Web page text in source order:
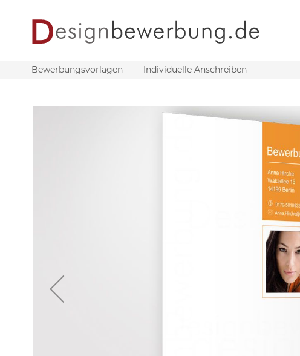
Bewerbungsvorlagen Individuelle Anschreiben